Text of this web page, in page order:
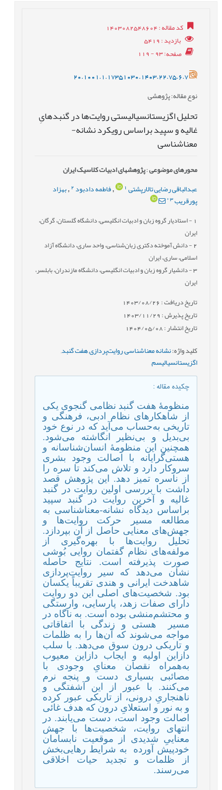
کد مقاله: 1403082548604
بازدید: 5419
صفحه: 93 - 119
20.1001.1.17351030.1403.22.75.6.7
نوع مقاله: پژوهشی
تحلیل اگزیستانسیالیستی روایت‌ها در گنبدهایِ
غالیه و سپید براساس رویکرد نشانه-
معناشناسی
محورهای موضوعی:پژوهش‎های ادبیات کلاسیک ایران
عبدالباقی رضایی تالارپشتی
,فاطمه دادبود 2
, بهزاد
پورقریب3
*
- استادیار گروه زبان و ادبیات انگلیسی، دانشگاه گلستان، گرگان،
ایران
2- دانش آموخته دکتری زبان‌شناسی، واحد ساری، دانشگاه آزاد
اسلامی، ساری، ایران
3- دانشیار گروه زبان و ادبیات انگلیسی، دانشگاه مازندران، بابلسر،
ایران
تاریخ دریافت : 1403/08/26
تاریخ پذیرش : 1403/11/29
تاریخ انتشار : 1404/05/08
کلید واژه:نشانه معناشناسی,روایت‌پردازی,هفت گنبد,
اگزیستانسیالیسم,
چکیده مقاله:
منظومۀ هفت گنبد نظامی گنجوی یکی
از شاهکارهای نظام ادبی، فرهنگی و
تاریخی به‌حساب می‌آید که در نوع خود
بی‌بدیل و بی‌نظیر انگاشته‌ می‌شود.
همچنین این منظومۀ انسان‌شناسانه و
هستی‌گرایانه با اصالت وجود بشری
سروکار دارد و تلاش می‌کند تا سره را
از ناسره تمیز دهد. این پژوهش قصد
داشت با بررسی اولین روایت در گنبد
غالیه و آخرین روایت در گنبد سپید
براساس دیدگاه نشانه-معناشناسی به
مطالعه مسیر حرکت روایت‌ها و
جهش‌های معنایی حاصل از آن بپردازد.
تحلیل روایت‌ها با بهره‌گیری از
مولفه‌های نظام گفتمان روایی بُوشی
صورت پذیرفته است. نتایج حاصله
نشان می‌دهد که سیر روایت‌پردازی
شاهدخت ایرانی و هندی تقریباً یکسان
بود. شخصیت‌های اصلی این دو روایت
دارای صفات زهد، پارسایی، وارستگی
و محتشم‌منشی بوده است. به ناگاه در
مسیر
هستی و زندگی با اتفاقاتی
مواجه می‌شوند که آن‌ها را به ظلمات
و تاریکی درون سوق می‌دهد. با سلب
دازاین اولیه و ایجاب دازاین معیوب
به‌همراه نقصان معنایِ وجودی با
مصائبی بسیاری دست و پنجه نرم
می‌کنند. با عبور از این آشفتگی و
ناهنجاریِ درونی، از تاریکی عبور کرده
و به نور و استعلایِ درون که هدف غائی
اصالت وجود است، دست می‌یابند. در
انتهای روایت، شخصیت‌ها با جهش
معناییِ شدیدی از موقعیت نابسامان
خودپیش آورده
به شرایط رهایی‌بخش
از ظلمات و تجدید حیات اخلاقی
می‌رسند.